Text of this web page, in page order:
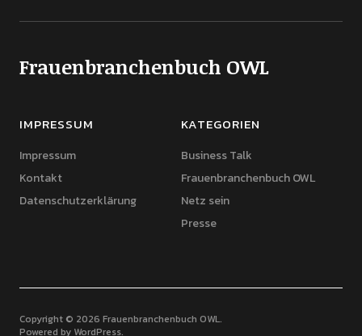
Frauenbranchenbuch OWL
IMPRESSUM
Impressum
Kontakt
Datenschutzerklärung
KATEGORIEN
Business Talk
Frauenbranchenbuch OWL
Netz sein
Presse
Copyright © 2026 Frauenbranchenbuch OWL
Powered by WordPress